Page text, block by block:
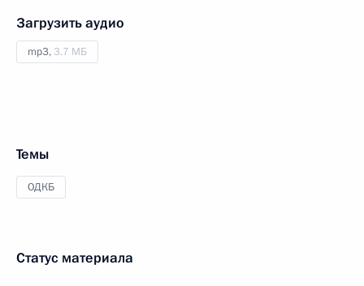
Загрузить аудио
mp3, 3.7 МБ
Темы
ОДКБ
Статус материала